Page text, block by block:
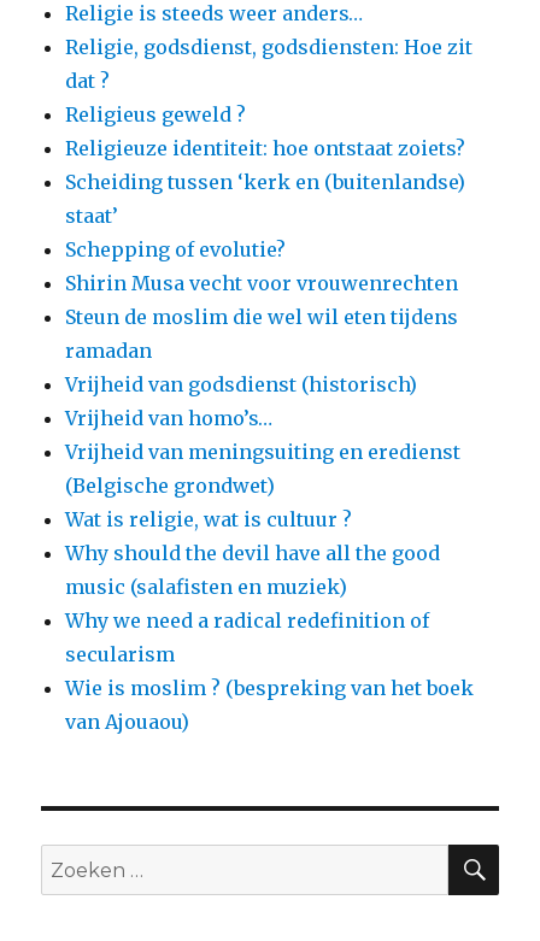
Religie is steeds weer anders…
Religie, godsdienst, godsdiensten: Hoe zit
dat ?
Religieus geweld ?
Religieuze identiteit: hoe ontstaat zoiets?
Scheiding tussen ‘kerk en (buitenlandse)
staat’
Schepping of evolutie?
Shirin Musa vecht voor vrouwenrechten
Steun de moslim die wel wil eten tijdens
ramadan
Vrijheid van godsdienst (historisch)
Vrijheid van homo’s…
Vrijheid van meningsuiting en eredienst
(Belgische grondwet)
Wat is religie, wat is cultuur ?
Why should the devil have all the good
music (salafisten en muziek)
Why we need a radical redefinition of
secularism
Wie is moslim ? (bespreking van het boek
van Ajouaou)
Zoeken
naar: